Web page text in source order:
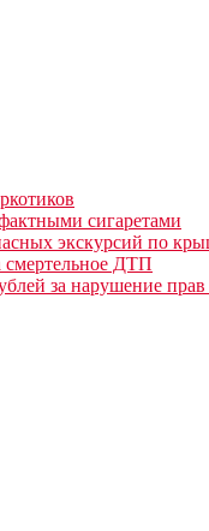
сигаретами
экскурсий по
смертельное ДТП
за нарушение прав